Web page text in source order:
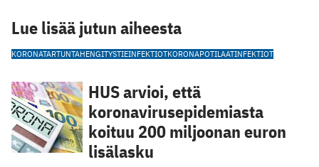
Lue lisää jutun aiheesta
KORONATARTUNTAHENGITYSTIEINFEKTIOTKORONAPOTILAATINFEKTIOT
HUS arvioi, että
koronavirusepidemiasta
koituu 200 miljoonan euron
lisälasku